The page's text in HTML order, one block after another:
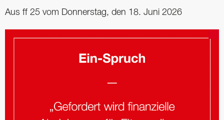
Aus ff 25 vom Donnerstag, den 18. Juni 2026